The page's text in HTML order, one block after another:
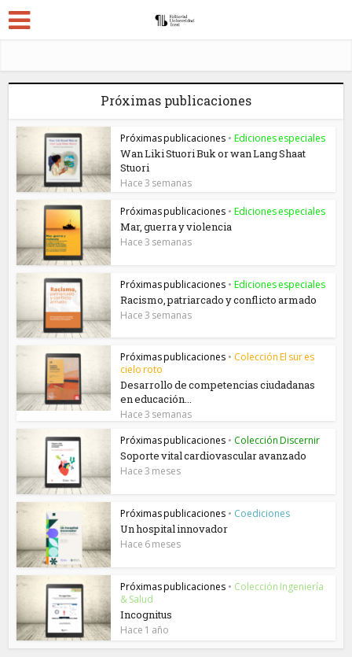
Próximas publicaciones
Próximas publicaciones • Ediciones especiales
Wan Liki Stuori Buk or wan Lang Shaat
Stuori
Hace 3 semanas
Próximas publicaciones • Ediciones especiales
Mar, guerra y violencia
Hace 3 semanas
Próximas publicaciones • Ediciones especiales
Racismo, patriarcado y conflicto armado
Hace 3 semanas
Próximas publicaciones • Colección El sur es
cielo roto
Desarrollo de competencias ciudadanas
en educación...
Hace 3 semanas
Próximas publicaciones • Colección Discernir
Soporte vital cardiovascular avanzado
Hace 3 meses
Próximas publicaciones • Coediciones
Un hospital innovador
Hace 6 meses
Próximas publicaciones • Colección Ingeniería
& Salud
Incognitus
Hace 1 año